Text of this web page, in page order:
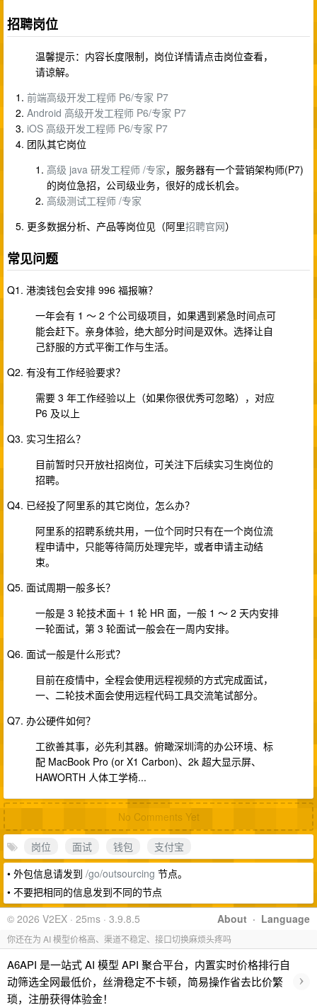
招聘岗位
温馨提示：内容长度限制，岗位详情请点击岗位查看，
请谅解。
前端高级开发工程师 P6/专家 P7
Android 高级开发工程师 P6/专家 P7
iOS 高级开发工程师 P6/专家 P7
团队其它岗位
高级 java 研发工程师 /专家，服务器有一个营销架构师(P7)
的岗位急招，公司级业务，很好的成长机会。
高级测试工程师 /专家
更多数据分析、产品等岗位见（阿里招聘官网）
常见问题
Q1. 港澳钱包会安排 996 福报嘛？
一年会有 1 ～ 2 个公司级项目，如果遇到紧急时间点可
能会赶下。亲身体验，绝大部分时间是双休。选择让自
己舒服的方式平衡工作与生活。
Q2. 有没有工作经验要求？
需要 3 年工作经验以上（如果你很优秀可忽略），对应
P6 及以上
Q3. 实习生招么？
目前暂时只开放社招岗位，可关注下后续实习生岗位的
招聘。
Q4. 已经投了阿里系的其它岗位，怎么办？
阿里系的招聘系统共用，一位个同时只有在一个岗位流
程申请中，只能等待简历处理完毕，或者申请主动结
束。
Q5. 面试周期一般多长？
一般是 3 轮技术面＋ 1 轮 HR 面，一般 1 ～ 2 天内安排
一轮面试，第 3 轮面试一般会在一周内安排。
Q6. 面试一般是什么形式？
目前在疫情中，全程会使用远程视频的方式完成面试，
一、二轮技术面会使用远程代码工具交流笔试部分。
Q7. 办公硬件如何？
工欲善其事，必先利其器。俯瞰深圳湾的办公环境、标
配 MacBook Pro (or X1 Carbon)、2k 超大显示屏、
HAWORTH 人体工学椅...
No Comments Yet
岗位 面试 钱包
支付宝
• 外包信息请发到 /go/outsourcing 节点。
• 不要把相同的信息发到不同的节点
About · Language
© 2026 V2EX · 25ms · 3.9.8.5
你还在为 AI 模型价格高、渠道不稳定、接口切换麻烦头疼吗
A6API 是一站式 AI 模型 API 聚合平台，内置实时价格排行自
动筛选全网最低价，丝滑稳定不卡顿，简易操作省去比价繁
琐，注册获得体验金！
›